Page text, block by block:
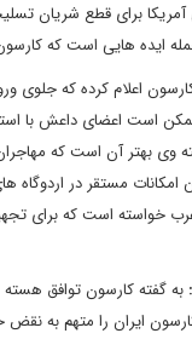
آمریکا برای قطع شریان
ایده هایی است که
اعلام کرده که جلوی
است اعضای داعش با
وی بهتر آن است که
مستقر در اردوگاه
خواسته است که برای
: به گفته کارسون توافق
ایران را متهم به